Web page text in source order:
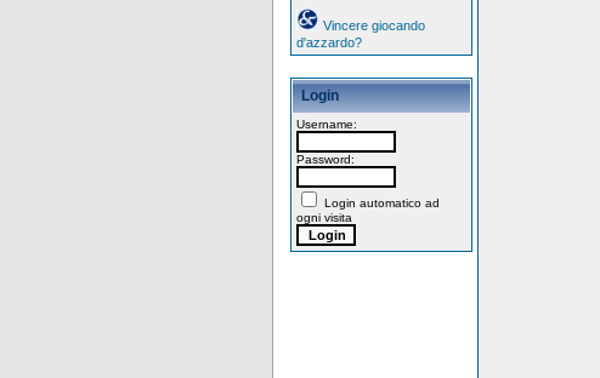
Vincere giocando
d'azzardo?
Login
Username:
Password:
Login automatico ad
ogni visita